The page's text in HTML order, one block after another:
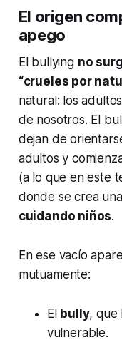
El origen
apego
El bullying no
“crueles por
natural: los
de nosotros. El
dejan de
adultos y
(a lo que en este
donde se crea
cuidando niños.
En ese vacío
mutuamente:
El bully, que
vulnerable.